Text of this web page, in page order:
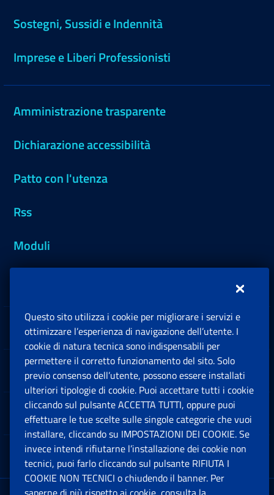
Sostegni, Sussidi e Indennità
Imprese e Liberi Professionisti
Amministrazione trasparente
Dichiarazione accessibilità
Patto con l'utenza
Rss
Moduli
Sedi e Contatti
Software
Note Legali
App mobile
Questo sito utilizza i cookie per migliorare i servizi e
ottimizzare l’esperienza di navigazione dell’utente. I
cookie di natura tecnica sono indispensabili per
permettere il corretto funzionamento del sito. Solo
previo consenso dell’utente, possono essere installati
ulteriori tipologie di cookie. Puoi accettare tutti i cookie
cliccando sul pulsante ACCETTA TUTTI, oppure puoi
effettuare le tue scelte sulle singole categorie che vuoi
installare, cliccando su IMPOSTAZIONI DEI COOKIE. Se
invece intendi rifiutarne l’installazione dei cookie non
tecnici, puoi farlo cliccando sul pulsante RIFIUTA I
COOKIE NON TECNICI o chiudendo il banner. Per